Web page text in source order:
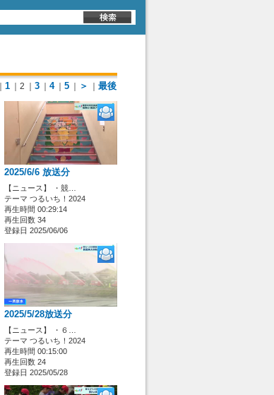
1 ｜2 3 4 5 ＞ 最後
2025/6/6 放送分
【ニュース】 ・競…
テーマ つるいち！2024
再生時間 00:29:14
再生回数 34
登録日 2025/06/06
2025/5/28放送分
【ニュース】 ・６…
テーマ つるいち！2024
再生時間 00:15:00
再生回数 24
登録日 2025/05/28